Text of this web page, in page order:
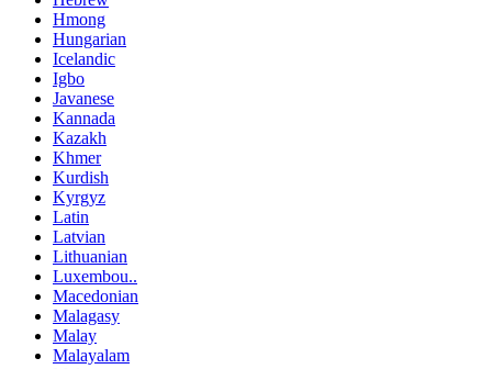
Hmong
Hungarian
Icelandic
Igbo
Javanese
Kannada
Kazakh
Khmer
Kurdish
Kyrgyz
Latin
Latvian
Lithuanian
Luxembou..
Macedonian
Malagasy
Malay
Malayalam